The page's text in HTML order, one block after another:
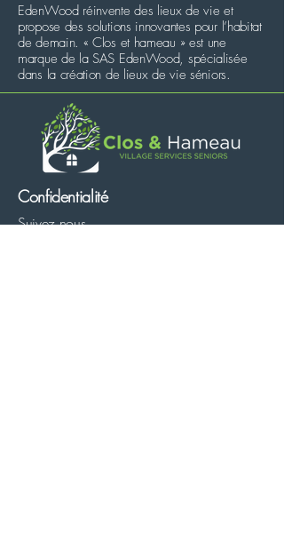
EdenWood réinvente des lieux de vie et
propose des solutions innovantes pour l’habitat
de demain. « Clos et hameau » est une
marque de la SAS EdenWood, spécialisée
dans la création de lieux de vie séniors.
Confidentialité
Suivez nous